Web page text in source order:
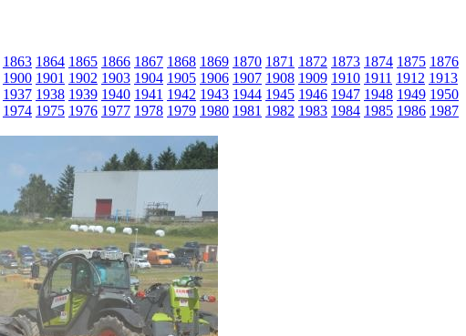
1863 1864 1865 1866 1867 1868 1869 1870 1871 1872 1873 1874 1875 1876
1900 1901 1902 1903 1904 1905 1906 1907 1908 1909 1910 1911 1912 1913
1937 1938 1939 1940 1941 1942 1943 1944 1945 1946 1947 1948 1949 1950
1974 1975 1976 1977 1978 1979 1980 1981 1982 1983 1984 1985 1986 1987